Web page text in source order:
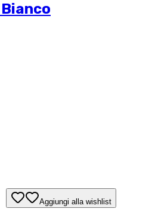
Aggiungi alla wishlist